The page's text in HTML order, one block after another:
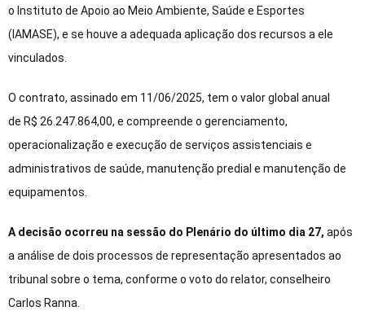
o Instituto de Apoio ao Meio Ambiente, Saúde e Esportes
(IAMASE), e se houve a adequada aplicação dos recursos a ele
vinculados.
O contrato, assinado em 11/06/2025, tem o valor global anual
de R$ 26.247.864,00, e compreende o gerenciamento,
operacionalização e execução de serviços assistenciais e
administrativos de saúde, manutenção predial e manutenção de
equipamentos.
A decisão ocorreu na sessão do Plenário do último dia 27, após
a análise de dois processos de representação apresentados ao
tribunal sobre o tema, conforme o voto do relator, conselheiro
Carlos Ranna.